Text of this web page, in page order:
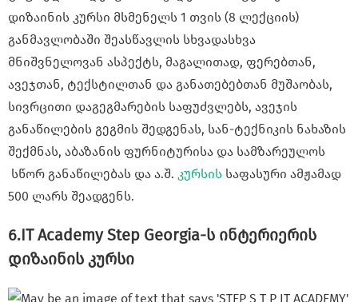
დიზაინის კურსი მსმენელს 1 თვის (8 ლექციის)
განმავლობაში შეასწავლის სხვადასხვა
მნიშვნელოვან ასპექტს, მაგალითად, ფერებთან,
ავეჯთან, ტექსტილთან და განათებებთან მუშაობას,
სივრცითი დაგეგმარების საფუძვლებს, ავეჯის
განაწილების გეგმის შედგენას, სან-ტექნიკის ნახაზის
შექმნას, აბაზანის ფურნიტურისა და სამზარეულოს
სწორ განაწილებას და ა.შ. კურსის საფასური ამჟამად
500 ლარს შეადგენს.
6.IT Academy Step Georgia-ს ინტერიერის
დიზაინის კურსი